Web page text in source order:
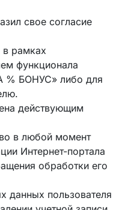
свое согласие
рамках
функционала
% БОНУС» либо для
действующим
в любой момент
Интернет-портала
обработки его
данных пользователя